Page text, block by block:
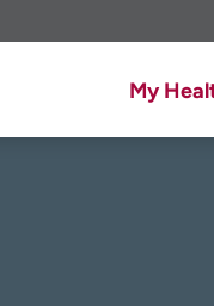
My